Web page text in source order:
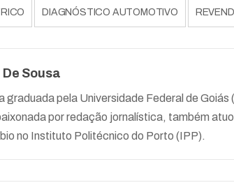
DIAGNÓSTICO AUTOMOTIVO
Sousa
graduada pela Universidade Federal de
por redação jornalística, também
no Instituto Politécnico do Porto (IPP).